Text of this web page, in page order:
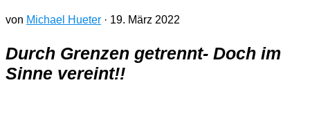
von Michael Hueter · 19. März 2022
Durch Grenzen getrennt- Doch im
Sinne vereint!!